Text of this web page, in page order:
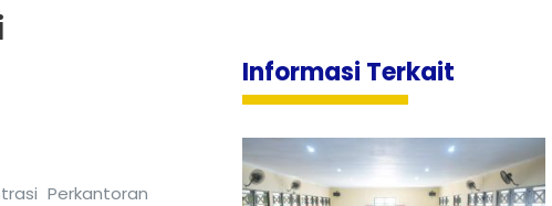
Perkantoran
Informasi Terkait